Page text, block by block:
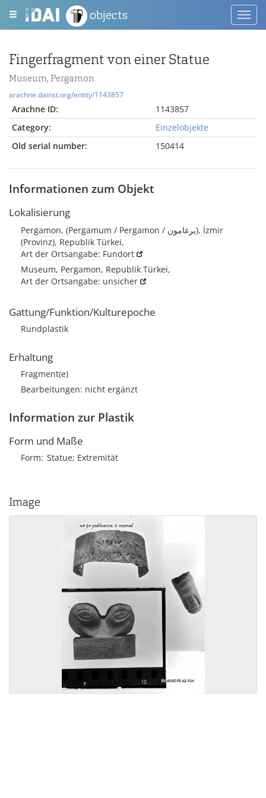
objects
Fingerfragment von einer Statue
Museum, Pergamon
arachne.dainst.org/entity/1143857
Arachne ID:
1143857
Category:
Einzelobjekte
Old serial number:
150414
Informationen zum Objekt
Lokalisierung
Pergamon, (Pergamum / Pergamon / برغامون), İzmir
(Provinz), Republik Türkei,
Art der Ortsangabe: Fundort
Museum, Pergamon, Republik Türkei,
Art der Ortsangabe: unsicher
Gattung/Funktion/Kulturepoche
Rundplastik
Erhaltung
Fragment(e)
Bearbeitungen: nicht ergänzt
Information zur Plastik
Form und Maße
Form Statue; Extremität
Image